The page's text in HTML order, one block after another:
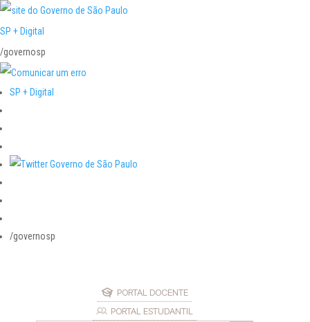
SP + Digital
/governosp
SP + Digital
/governosp
PORTAL DOCENTE
PORTAL ESTUDANTIL